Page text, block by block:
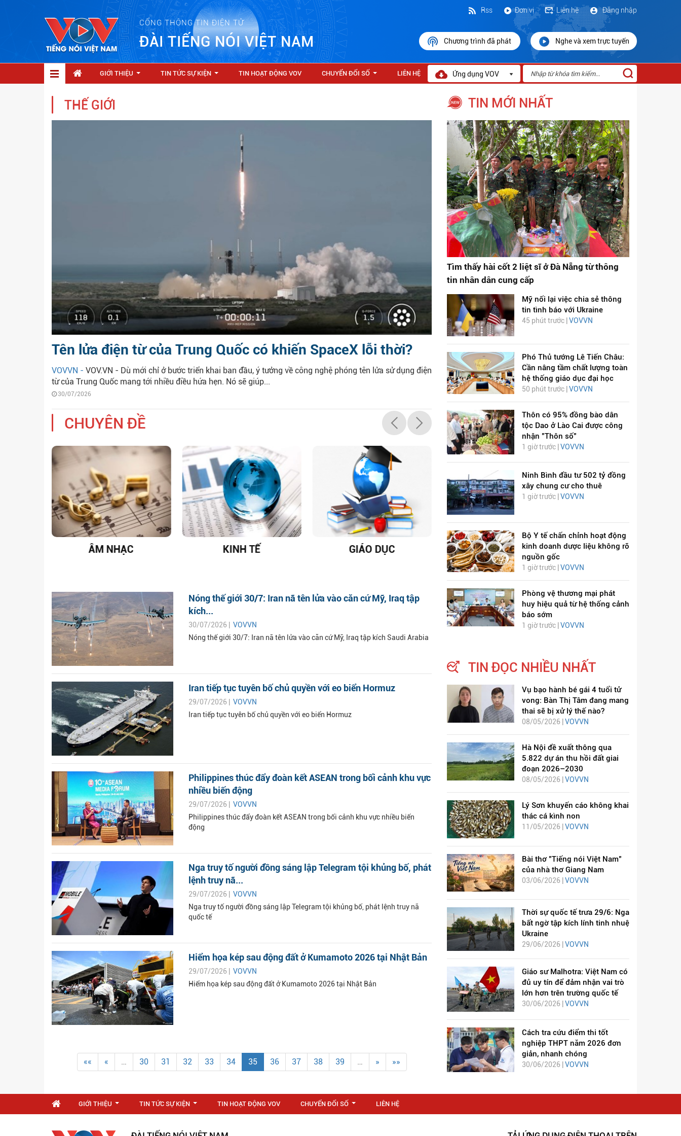
CỔNG THÔNG TIN ĐIỆN TỬ
ĐÀI TIẾNG NÓI VIỆT NAM
Đăng nhập
Liên hệ
Đơn vị
Rss
Chương trình đã phát Nghe và xem trực tuyến
GIỚI THIỆU TIN TỨC SỰ KIỆN TIN HOẠT ĐỘNG VOV CHUYỂN ĐỔI SỐ LIÊN HỆ Ứng dụng VOV
THẾ GIỚI
Tên lửa điện từ của Trung Quốc có khiến SpaceX lỗi thời?
VOVVN - VOV.VN - Dù mới chỉ ở bước triển khai ban đầu, ý tưởng về công nghệ phóng tên lửa sử dụng điện
từ của Trung Quốc mang tới nhiều điều hứa hẹn. Nó sẽ giúp...
30/07/2026
CHUYÊN ĐỀ
ÂM NHẠC KINH TẾ GIÁO DỤC
DỊCH VIÊM PHỔI COVID-
19
HÁT LÊN VIỆT NAM
Nóng thế giới 30/7: Iran nã tên lửa vào căn cứ Mỹ, Iraq tập
kích...
30/07/2026 | VOVVN
Nóng thế giới 30/7: Iran nã tên lửa vào căn cứ Mỹ, Iraq tập kích Saudi Arabia
Iran tiếp tục tuyên bố chủ quyền với eo biển Hormuz
29/07/2026 | VOVVN
Iran tiếp tục tuyên bố chủ quyền với eo biển Hormuz
Philippines thúc đẩy đoàn kết ASEAN trong bối cảnh khu vực
nhiều biến động
29/07/2026 | VOVVN
Philippines thúc đẩy đoàn kết ASEAN trong bối cảnh khu vực nhiều biến
động
Nga truy tố người đồng sáng lập Telegram tội khủng bố, phát
lệnh truy nã...
29/07/2026 | VOVVN
Nga truy tố người đồng sáng lập Telegram tội khủng bố, phát lệnh truy nã
quốc tế
Hiểm họa kép sau động đất ở Kumamoto 2026 tại Nhật Bản
29/07/2026 | VOVVN
Hiểm họa kép sau động đất ở Kumamoto 2026 tại Nhật Bản
«« « … 30 31 32 33 34 35 36 37 38 39 … » »»
TIN MỚI NHẤT
Tìm thấy hài cốt 2 liệt sĩ ở Đà Nẵng từ thông
tin nhân dân cung cấp
Mỹ nối lại việc chia sẻ thông
tin tình báo với Ukraine
45 phút trước | VOVVN
Phó Thủ tướng Lê Tiến Châu:
Cần nâng tầm chất lượng toàn
hệ thống giáo dục đại học
50 phút trước | VOVVN
Thôn có 95% đồng bào dân
tộc Dao ở Lào Cai được công
nhận "Thôn số"
1 giờ trước | VOVVN
Ninh Bình đầu tư 502 tỷ đồng
xây chung cư cho thuê
1 giờ trước | VOVVN
Bộ Y tế chấn chỉnh hoạt động
kinh doanh dược liệu không rõ
nguồn gốc
1 giờ trước | VOVVN
Phòng vệ thương mại phát
huy hiệu quả từ hệ thống cảnh
báo sớm
1 giờ trước | VOVVN
TIN ĐỌC NHIỀU NHẤT
Vụ bạo hành bé gái 4 tuổi tử
vong: Bàn Thị Tâm đang mang
thai sẽ bị xử lý thế nào?
08/05/2026 | VOVVN
Hà Nội đề xuất thông qua
5.822 dự án thu hồi đất giai
đoạn 2026–2030
08/05/2026 | VOVVN
Lý Sơn khuyến cáo không khai
thác cá kình non
11/05/2026 | VOVVN
Bài thơ "Tiếng nói Việt Nam"
của nhà thơ Giang Nam
03/06/2026 | VOVVN
Thời sự quốc tế trưa 29/6: Nga
bất ngờ tập kích lính tinh nhuệ
Ukraine
29/06/2026 | VOVVN
Giáo sư Malhotra: Việt Nam có
đủ uy tín để đảm nhận vai trò
lớn hơn trên trường quốc tế
30/06/2026 | VOVVN
Cách tra cứu điểm thi tốt
nghiệp THPT năm 2026 đơn
giản, nhanh chóng
30/06/2026 | VOVVN
GIỚI THIỆU TIN TỨC SỰ KIỆN TIN HOẠT ĐỘNG VOV CHUYỂN ĐỔI SỐ LIÊN HỆ